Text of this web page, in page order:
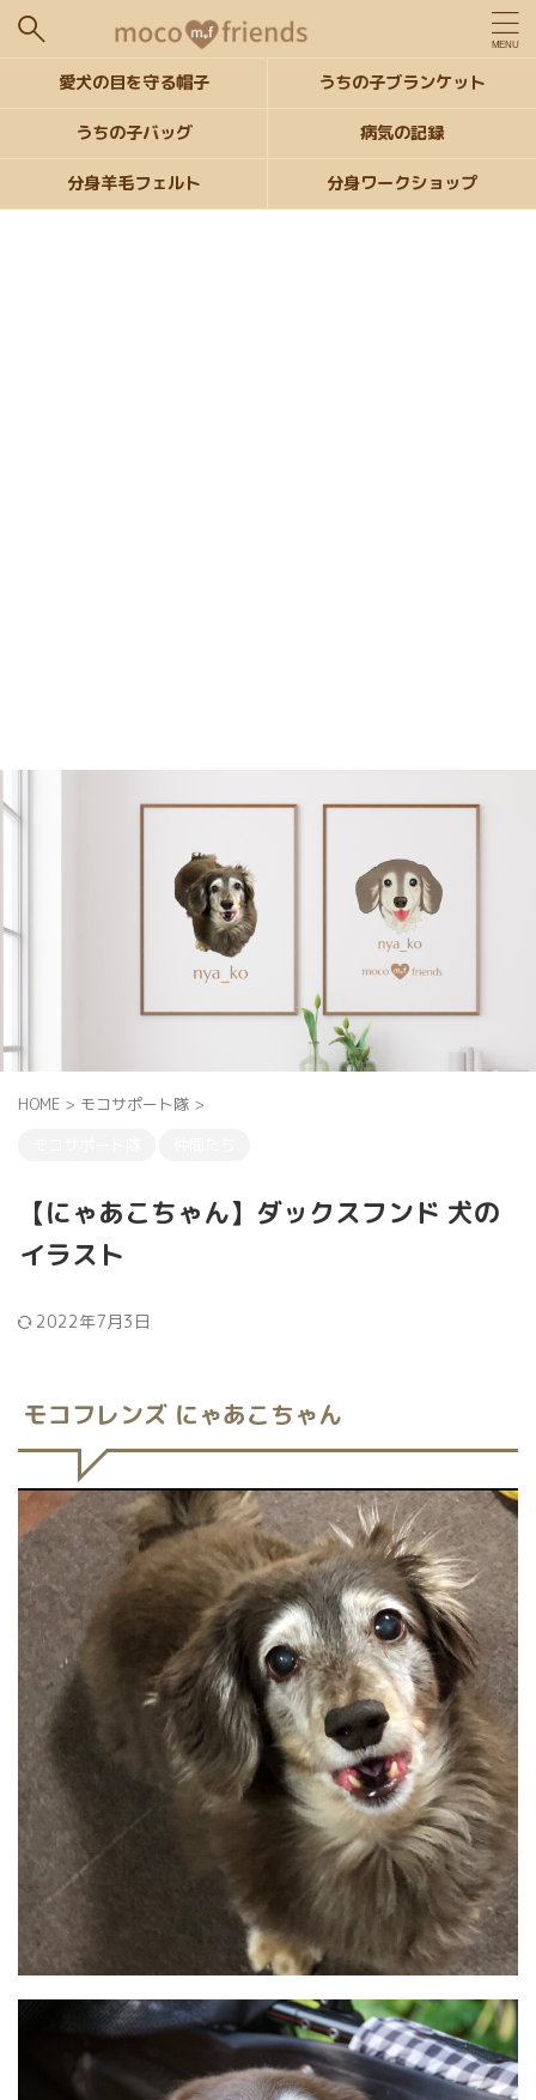
愛犬の目を守る帽子 うちの子ブランケット
うちの子バッグ 病気の記録
分身羊毛フェルト 分身ワークショップ
HOME > モコサポート隊 >
【にゃあこちゃん】ダックスフンド 犬の
イラスト
2022年7月3日
モコフレンズ にゃあこちゃん